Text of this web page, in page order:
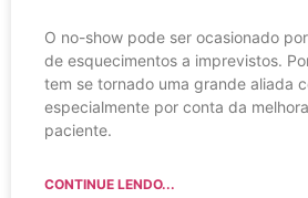
O no-show pode ser ocasionado
de esquecimentos a imprevistos.
tem se tornado uma grande aliada
especialmente por conta da
paciente.
CONTINUE LENDO...